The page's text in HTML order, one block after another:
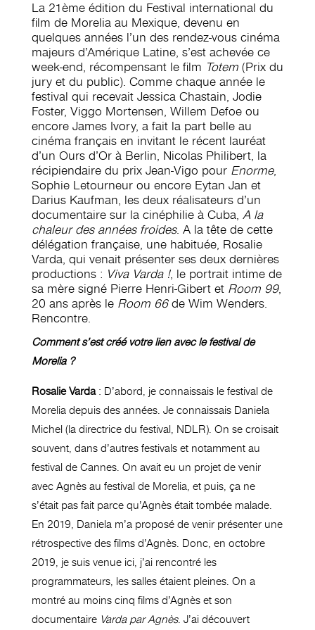
La 21ème édition du Festival international du
film de Morelia au Mexique, devenu en
quelques années l’un des rendez-vous cinéma
majeurs d’Amérique Latine, s’est achevée ce
week-end, récompensant le film Totem(Prix du
jury et du public). Comme chaque année le
festival qui recevait Jessica Chastain, Jodie
Foster, Viggo Mortensen, Willem Defoe ou
encore James Ivory, a fait la part belle au
cinéma français en invitant le récent lauréat
d’un Ours d’Or à Berlin, Nicolas Philibert, la
récipiendaire du prix Jean-Vigo pour Enorme,
Sophie Letourneur ou encore Eytan Jan et
Darius Kaufman, les deux réalisateurs d’un
documentaire sur la cinéphilie à Cuba, A la
chaleur des années froides. A la tête de cette
délégation française, une habituée, Rosalie
Varda, qui venait présenter ses deux dernières
productions : Viva Varda !, le portrait intime de
sa mère signé Pierre Henri-Gibert et Room 99,
20 ans après le Room 66de Wim Wenders.
Rencontre.
Comment s’est créé votre lien avec le festival de
Morelia ?
Rosalie Varda: D’abord, je connaissais le festival de
Morelia depuis des années. Je connaissais Daniela
Michel (la directrice du festival, NDLR). On se croisait
souvent, dans d’autres festivals et notamment au
festival de Cannes. On avait eu un projet de venir
avec Agnès au festival de Morelia, et puis, ça ne
s’était pas fait parce qu’Agnès était tombée malade.
En 2019, Daniela m’a proposé de venir présenter une
rétrospective des films d’Agnès. Donc, en octobre
2019, je suis venue ici, j’ai rencontré les
programmateurs, les salles étaient pleines. On a
montré au moins cinq films d’Agnès et son
documentaire Varda par Agnès. J’ai découvert